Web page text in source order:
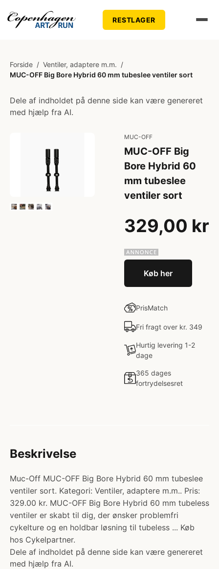
RESTLAGER
Forside / Ventiler, adaptere m.m. /
MUC-OFF Big Bore Hybrid 60 mm tubeslee ventiler sort
Dele af indholdet på denne side kan være genereret
med hjælp fra AI.
MUC-OFF
MUC-OFF Big
Bore Hybrid 60
mm tubeslee
ventiler sort
329,00 kr
Køb her
PrisMatch
Fri fragt over kr. 349
Hurtig levering 1-2
dage
365 dages
fortrydelsesret
Beskrivelse
Muc-Off MUC-OFF Big Bore Hybrid 60 mm tubeslee
ventiler sort. Kategori: Ventiler, adaptere m.m.. Pris:
329.00 kr. MUC-OFF Big Bore Hybrid 60 mm tubeless
ventiler er skabt til dig, der ønsker problemfri
cykelture og en holdbar løsning til tubeless ... Køb
hos Cykelpartner.
Dele af indholdet på denne side kan være genereret
med hjælp fra AI.